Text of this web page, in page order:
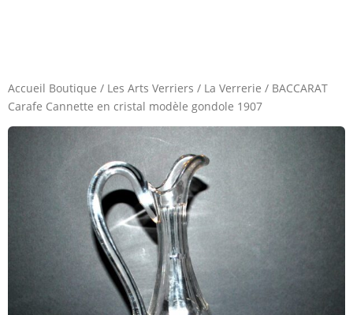
Accueil Boutique / Les Arts Verriers / La Verrerie / BACCARAT
Carafe Cannette en cristal modèle gondole 1907